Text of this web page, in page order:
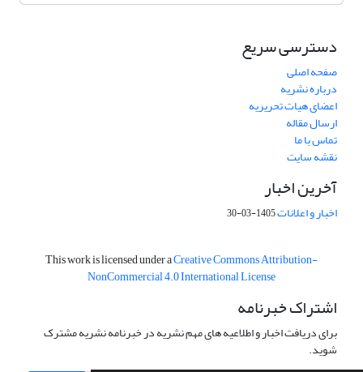
دسترسی سریع
صفحه اصلی
درباره نشریه
اعضای هیات تحریریه
ارسال مقاله
تماس با ما
نقشه سایت
آخرین اخبار
اخبار و اعلانات1405-03-30
This work is licensed under aCreative Commons Attribution-
NonCommercial 4.0 International License
اشتراک خبرنامه
برای دریافت اخبار و اطلاعیه های مهم نشریه در خبرنامه نشریه مشترک
شوید.